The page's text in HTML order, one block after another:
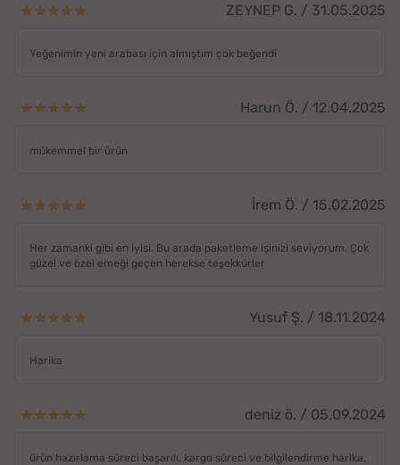
ZEYNEP G. / 31.05.2025
Yeğenimin yeni arabası için almıştım çok beğendi
Harun Ö. / 12.04.2025
mükemmel bir ürün
İrem Ö. / 15.02.2025
Her zamanki gibi en iyisi. Bu arada paketleme işinizi seviyorum. Çok
güzel ve özel emeği geçen herekse teşekkürler
Yusuf Ş. / 18.11.2024
Harika
deniz ö. / 05.09.2024
ürün hazırlama süreci başarılı, kargo süreci ve bilgilendirme harika,